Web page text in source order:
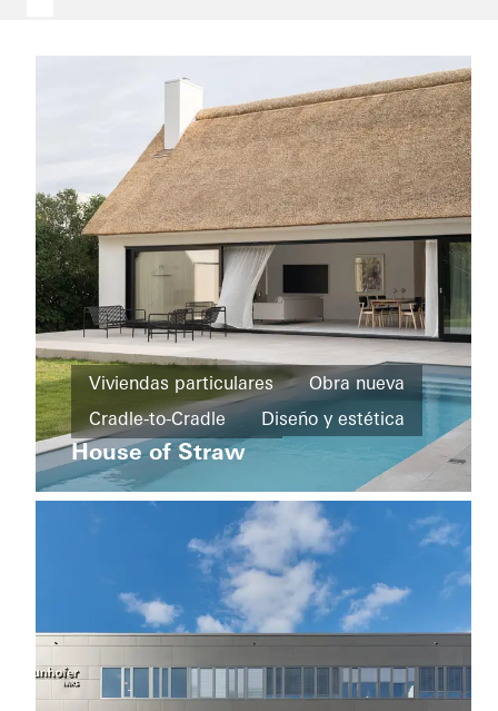
Barrios
edificios
de uso
mixto
Obra
energética
to-
Cradle
Hi
Piotrkowska
Viviendas particulares
Obra nueva
Cradle-to-Cradle
Diseño y estética
Ventanas
Puertas
Puertas correderas
Sweden
House of Straw